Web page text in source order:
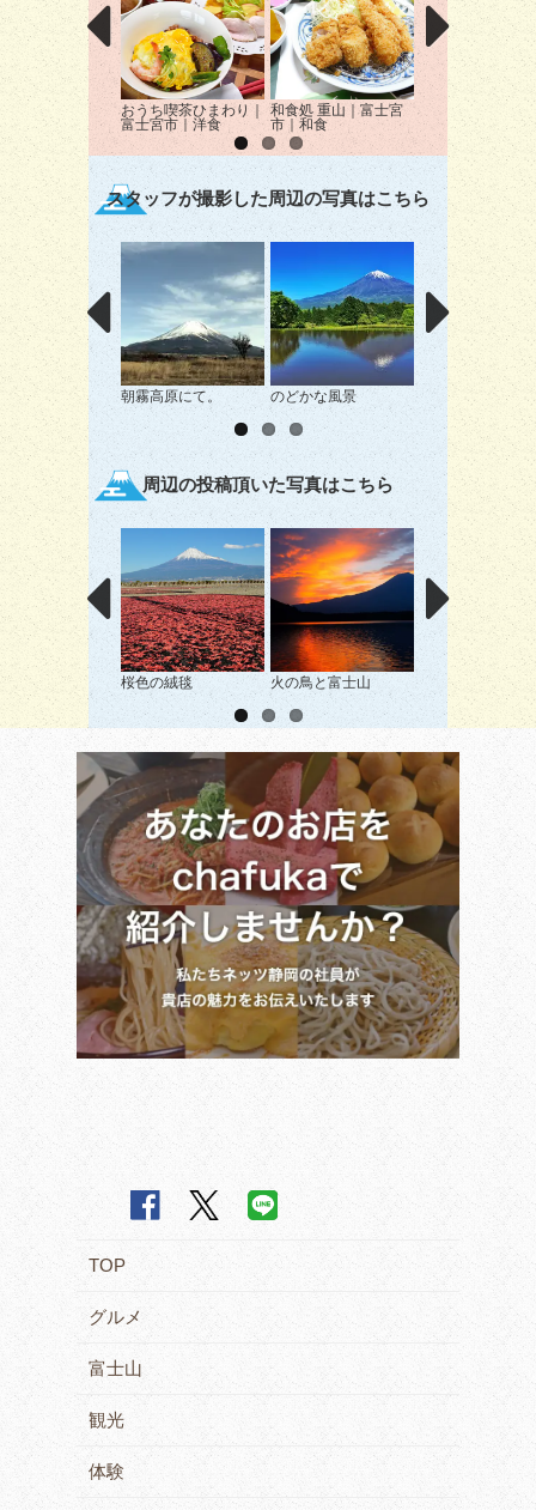
おうち喫茶ひまわり｜
富士宮市｜洋食
和食処 重山｜富士宮
市｜和食
華麗屋｜富士宮
レー
スタッフが撮影した周辺の写真はこちら
朝霧高原にて。 のどかな風景 麓の街並みと富
周辺の投稿頂いた写真はこちら
桜色の絨毯 火の鳥と富士山 ダイヤモンドだ
TOP
グルメ
富士山
観光
体験